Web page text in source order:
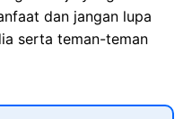
dan jangan lupa
serta teman-teman